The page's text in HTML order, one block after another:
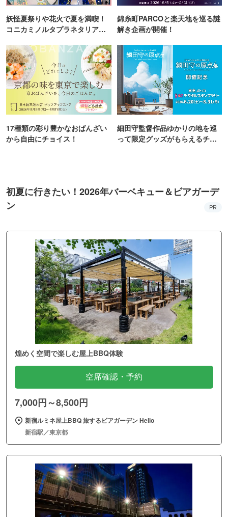
妖怪夏祭りや花火で夏を満喫！
コニカミノルタプラネタリア
錦糸町PARCOと楽天地を巡る謎
解き企画が開催！
17種類の彩り豊かなおばんざい
から自由にチョイス！
細田守監督作品ゆかりの地を巡
って限定グッズがもらえるチャ
初夏に行きたい！2026年バーベキュー＆ビアガーデ
ン
PR
煌めく空間で楽しむ屋上BBQ体験
空席確認・予約
7,000円～8,500円
新宿ルミネ屋上BBQ 旅するビアガーデン Hello
新宿駅／東京都